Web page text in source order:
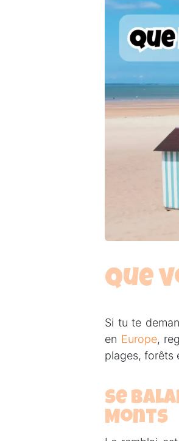
Que
Si tu te
en Europe,
plages, forêts
Se
Monts